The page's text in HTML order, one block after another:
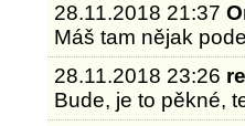
28.11.2018 21:37
Máš tam nějak
28.11.2018 23:26
Bude, je to pěkné,